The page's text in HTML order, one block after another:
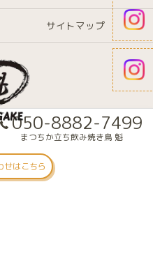
050-8882-7499
まつちか立ち飲み焼き鳥 魁
せはこちら
サイトマップ
立ち飲み焼き鳥 魁(さきがけ) ALL